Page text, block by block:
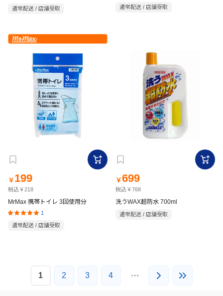
ン・ブルー・シャボン 2.5mL×2個
通常配送 / 店舗受取 通常配送 / 店舗受取
￥ 199
税込￥218
MrMax 携帯トイレ 3回使用分
1
通常配送 / 店舗受取
￥699
税込￥768
洗うWAX超防水 700ml
通常配送 / 店舗受取
1 2 3 4